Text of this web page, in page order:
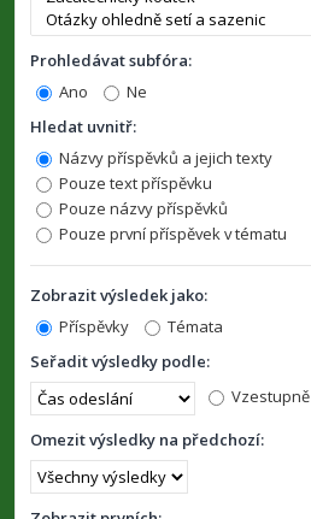
Prohledávat subfóra:
Ano
Ne
Hledat uvnitř:
Názvy příspěvků a jejich texty
Pouze text příspěvku
Pouze názvy příspěvků
Pouze první příspěvek v tématu
Zobrazit výsledek jako:
Příspěvky
Témata
Seřadit výsledky podle:
Vzestupně
Omezit výsledky na předchozí: